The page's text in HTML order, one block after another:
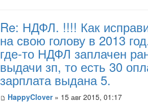
Re: НДФЛ. !!!! Как
на свою голову в 2013
где-то НДФЛ заплачен
выдачи зп, то есть 30
зарплата выдана 5.
HappyClover» 15 авг 2015, 01:17